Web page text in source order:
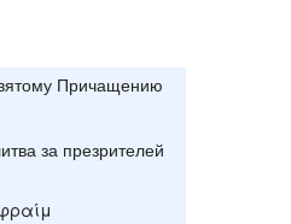
Причащению
за презрителей